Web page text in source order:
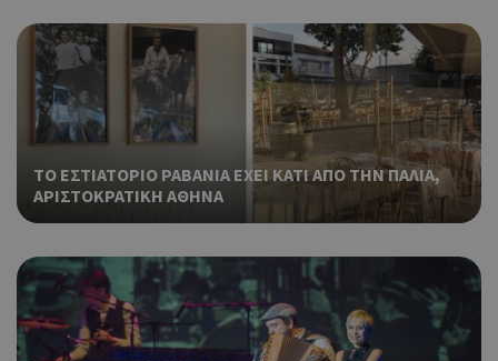
ΤΟ ΕΣΤΙΑΤΟΡΙΟ ΡΑΒΑΝΙΑ ΕΧΕΙ ΚΑΤΙ ΑΠΟ ΤΗΝ ΠΑΛΙΑ,
ΑΡΙΣΤΟΚΡΑΤΙΚΗ ΑΘΗΝΑ